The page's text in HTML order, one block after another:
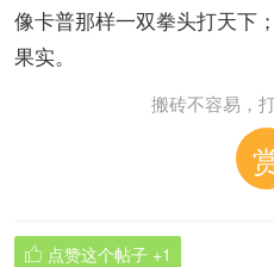
像卡普那样一双拳头打天下
果实。
搬砖不容易，
 点赞这个帖子 +1